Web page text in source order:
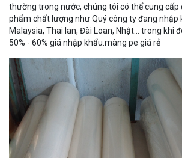
thường trong nước, chúng tôi có thể cung cấp
phẩm chất lượng như Quý công ty đang nhập
Malaysia, Thai lan, Đài Loan, Nhật… trong khi
50% - 60% giá nhập khẩu.màng pe giá rẻ